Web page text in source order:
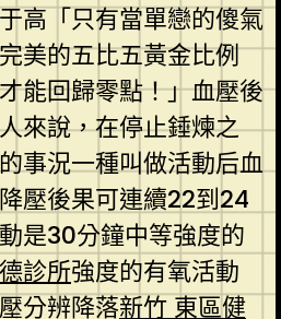
「只有當單戀的傻氣
美的五比五黃金比例
能回歸零點！」血壓後
來說，在停止錘煉之
事況一種叫做活動后血
壓後果可連續22到24
是30分鐘中等強度的
診所強度的有氧活動
分辨降落新竹 東區健